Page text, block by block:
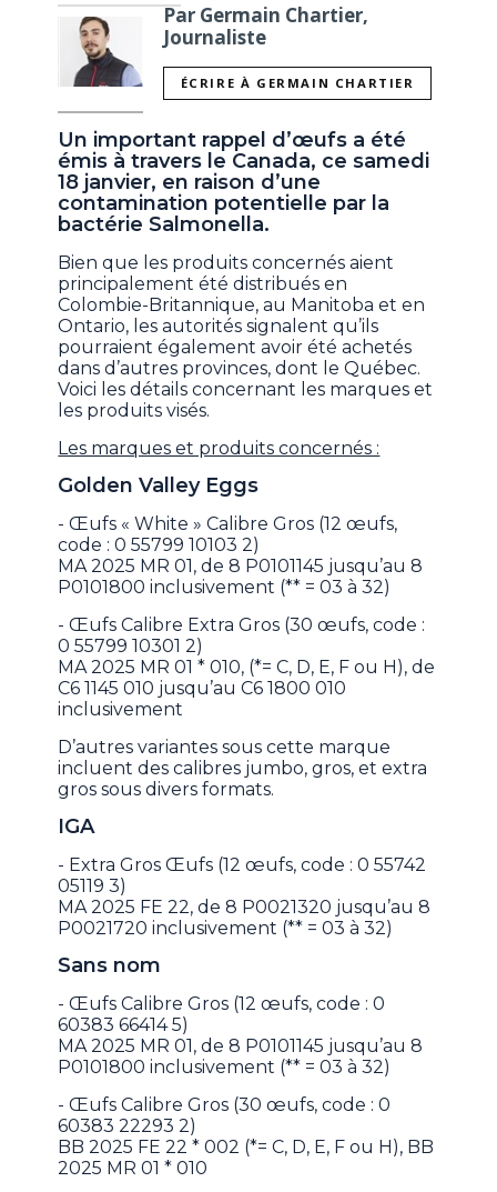
Par Germain Chartier,
Journaliste
ÉCRIRE À GERMAIN CHARTIER
Un important rappel d’œufs a été
émis à travers le Canada, ce samedi
18 janvier, en raison d’une
contamination potentielle par la
bactérie Salmonella.
Bien que les produits concernés aient
principalement été distribués en
Colombie-Britannique, au Manitoba et en
Ontario, les autorités signalent qu’ils
pourraient également avoir été achetés
dans d’autres provinces, dont le Québec.
Voici les détails concernant les marques et
les produits visés.
Les marques et produits concernés :
Golden Valley Eggs
- Œufs « White » Calibre Gros (12 œufs,
code : 0 55799 10103 2)
MA 2025 MR 01, de 8 P0101145 jusqu’au 8
P0101800 inclusivement (** = 03 à 32)
- Œufs Calibre Extra Gros (30 œufs, code :
0 55799 10301 2)
MA 2025 MR 01 * 010, (*= C, D, E, F ou H), de
C6 1145 010 jusqu’au C6 1800 010
inclusivement
D’autres variantes sous cette marque
incluent des calibres jumbo, gros, et extra
gros sous divers formats.
IGA
- Extra Gros Œufs (12 œufs, code : 0 55742
05119 3)
MA 2025 FE 22, de 8 P0021320 jusqu’au 8
P0021720 inclusivement (** = 03 à 32)
Sans nom
- Œufs Calibre Gros (12 œufs, code : 0
60383 66414 5)
MA 2025 MR 01, de 8 P0101145 jusqu’au 8
P0101800 inclusivement (** = 03 à 32)
- Œufs Calibre Gros (30 œufs, code : 0
60383 22293 2)
BB 2025 FE 22 * 002 (*= C, D, E, F ou H), BB
2025 MR 01 * 010